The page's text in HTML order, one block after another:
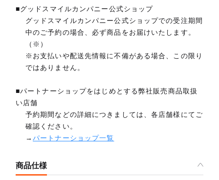
■グッドスマイルカンパニー公式ショップ
グッドスマイルカンパニー公式ショップでの受注期間
中のご予約の場合、必ず商品をお届けいたします。
（※）
※お支払いや配送先情報に不備がある場合、この限り
ではありません。
■パートナーショップをはじめとする弊社販売商品取扱
い店舗
予約期間などの詳細につきましては、各店舗様にてご
確認ください。
→パートナーショップ一覧
商品仕様